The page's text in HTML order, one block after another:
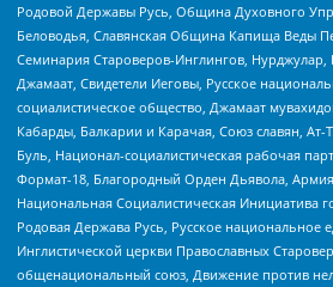
Родовой Державы Русь, Община Духовного
Беловодья, Славянская Община Капища Веды
Семинария Староверов-Инглингов,
Джамаат, Свидетели Иеговы, Русское
социалистическое общество, Джамаат
Кабарды, Балкарии и Карачая, Союз славян,
Буль, Национал-социалистическая рабочая
Формат-18, Благородный Орден Дьявола,
Национальная Социалистическая Инициатива
Родовая Держава Русь, Русское национальное
Инглистической церкви Православных
общенациональный союз, Движение против